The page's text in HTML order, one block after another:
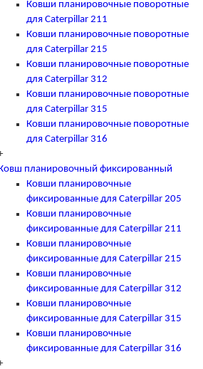
Ковши планировочные поворотные
для Caterpillar 211
Ковши планировочные поворотные
для Caterpillar 215
Ковши планировочные поворотные
для Caterpillar 312
Ковши планировочные поворотные
для Caterpillar 315
Ковши планировочные поворотные
для Caterpillar 316
планировочный фиксированный
Ковши планировочные
фиксированные для Caterpillar 205
Ковши планировочные
фиксированные для Caterpillar 211
Ковши планировочные
фиксированные для Caterpillar 215
Ковши планировочные
фиксированные для Caterpillar 312
Ковши планировочные
фиксированные для Caterpillar 315
Ковши планировочные
фиксированные для Caterpillar 316